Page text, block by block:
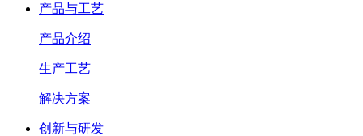
产品与工艺
产品介绍
生产工艺
解决方案
创新与研发